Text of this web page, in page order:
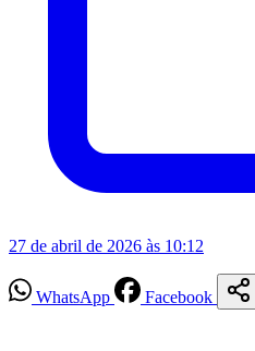
27 de abril de 2026 às 10:12
WhatsApp Facebook